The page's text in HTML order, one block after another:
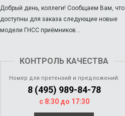
Добрый день, коллеги! Сообщаем Вам, что
доступны для заказа следующие новые
модели ГНСС приёмников...
КОНТРОЛЬ КАЧЕСТВА
Номер для претензий и предложений:
8 (495) 989-84-78
с 8:30 до 17:30